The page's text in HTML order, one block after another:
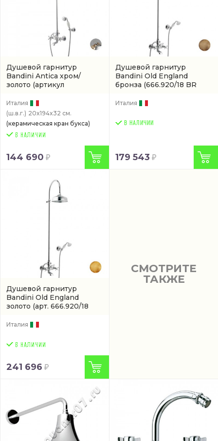
Душевой гарнитур
Bandini Antica хром/
золото (артикул
Италия
(ш.в.г.) 20x194x32 см.
(керамическая кран букса)
144 690
Душевой гарнитур
Bandini Old England
бронза (666.920/18 BR
Италия
В НАЛИЧИИ
179 543
Душевой гарнитур
Bandini Old England
золото (арт. 666.920/18
Италия
241 696
СМОТРИТЕ
ТАКЖЕ